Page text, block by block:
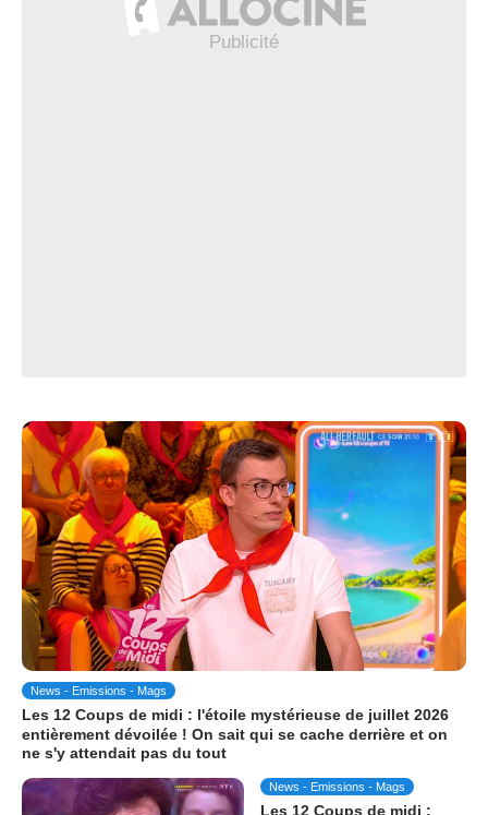
News - Emissions - Mags
Les 12 Coups de midi : l'étoile mystérieuse de juillet 2026
entièrement dévoilée ! On sait qui se cache derrière et on
ne s'y attendait pas du tout
News - Emissions - Mags
Les 12 Coups de midi :